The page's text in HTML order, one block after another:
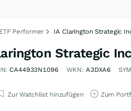
Performer IA Clarington Strategic
Strategic
CA44933N1096 WKN: A3DXA6
Zur Watchlist hinzufügen Zum